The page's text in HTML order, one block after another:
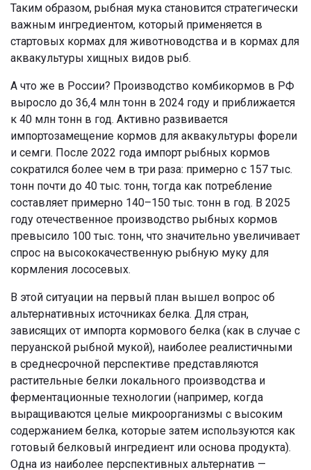
Таким образом, рыбная мука становится стратегически
важным ингредиентом, который применяется в
стартовых кормах для животноводства и в кормах для
аквакультуры хищных видов рыб.
А что же в России? Производство комбикормов в РФ
выросло до 36,4 млн тонн в 2024 году и приближается
к 40 млн тонн в год. Активно развивается
импортозамещение кормов для аквакультуры форели
и семги. После 2022 года импорт рыбных кормов
сократился более чем в три раза: примерно с 157 тыс.
тонн почти до 40 тыс. тонн, тогда как потребление
составляет примерно 140–150 тыс. тонн в год. В 2025
году отечественное производство рыбных кормов
превысило 100 тыс. тонн, что значительно увеличивает
спрос на высококачественную рыбную муку для
кормления лососевых.
В этой ситуации на первый план вышел вопрос об
альтернативных источниках белка. Для стран,
зависящих от импорта кормового белка (как в случае с
перуанской рыбной мукой), наиболее реалистичными
в среднесрочной перспективе представляются
растительные белки локального производства и
ферментационные технологии (например, когда
выращиваются целые микроорганизмы с высоким
содержанием белка, которые затем используются как
готовый белковый ингредиент или основа продукта).
Одна из наиболее перспективных альтернатив —